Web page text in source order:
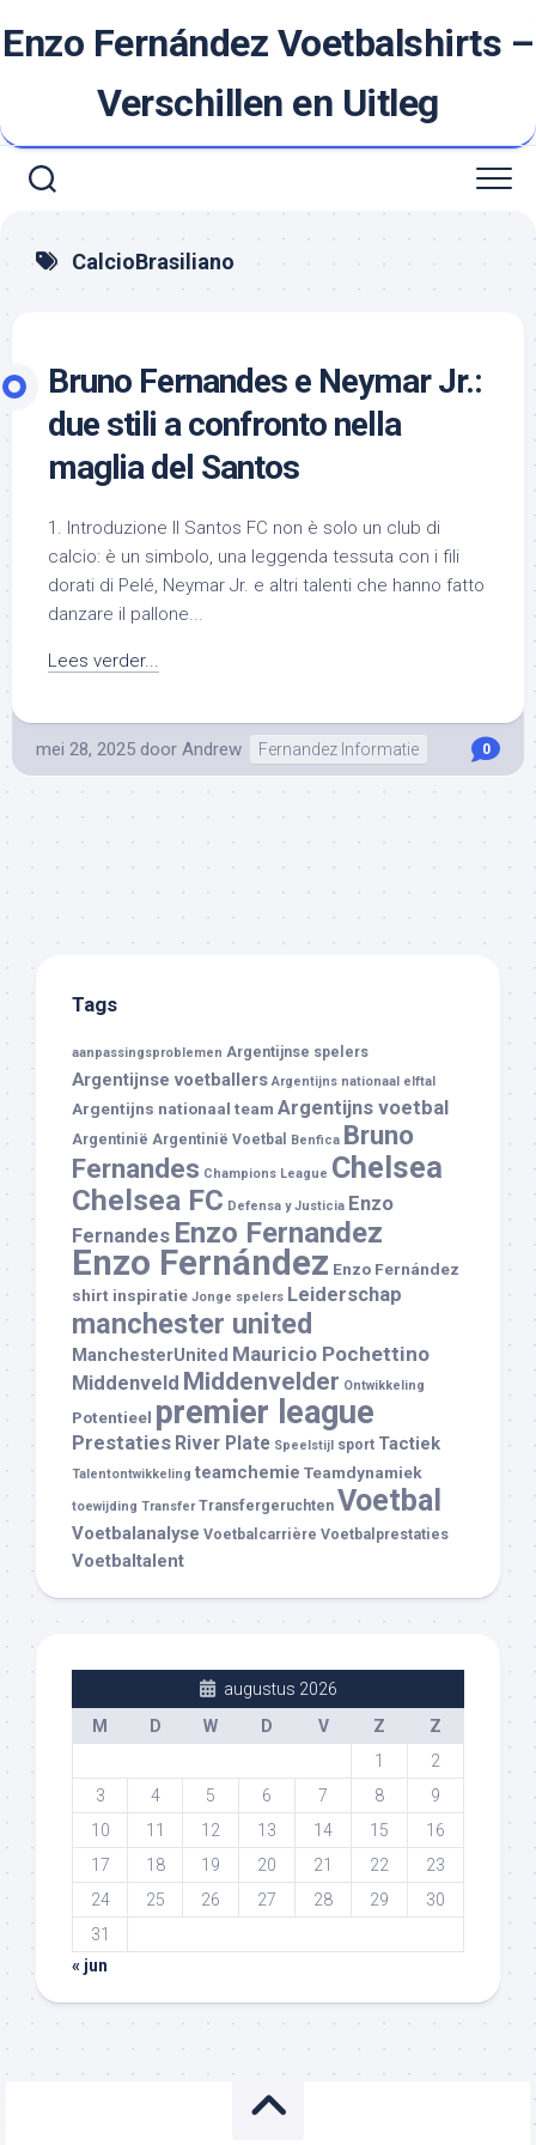
naar
Enzo Fernández Voetbalshirts –
Verschillen en Uitleg
CalcioBrasiliano
Bruno Fernandes e Neymar Jr.:
due stili a confronto nella
maglia del Santos
1. Introduzione Il Santos FC non è solo un club di
calcio: è un simbolo, una leggenda tessuta con i fili
dorati di Pelé, Neymar Jr. e altri talenti che hanno fatto
danzare il pallone...
Lees verder...
mei 28, 2025 door Andrew Fernandez Informatie 0
Tags
aanpassingsproblemen Argentijnse spelers
Argentijnse voetballers Argentijns nationaal elftal
Argentijns nationaal team Argentijns voetbal
Argentinië Argentinië Voetbal Benfica Bruno
Fernandes Champions League Chelsea
Chelsea FC Defensa y Justicia Enzo
Fernandes Enzo Fernandez
Enzo Fernández Enzo Fernández
shirt inspiratie Jonge spelers Leiderschap
manchester united
ManchesterUnited Mauricio Pochettino
Middenveld Middenvelder Ontwikkeling
Potentieel premier league
Prestaties River Plate Speelstijl sport Tactiek
Talentontwikkeling teamchemie Teamdynamiek
toewijding Transfer Transfergeruchten Voetbal
Voetbalanalyse Voetbalcarrière Voetbalprestaties
Voetbaltalent
augustus 2026
M
D W D V Z
Z
1
2
3
4 5 6 7 8
9
10
11 12 13 14 15
16
17
18 19 20 21 22
23
24
25 26 27 28 29
30
31
« jun